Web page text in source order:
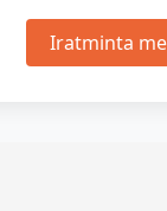
Iratminta